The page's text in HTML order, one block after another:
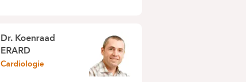
Dr.Koenraad
ERARD
Cardiologie